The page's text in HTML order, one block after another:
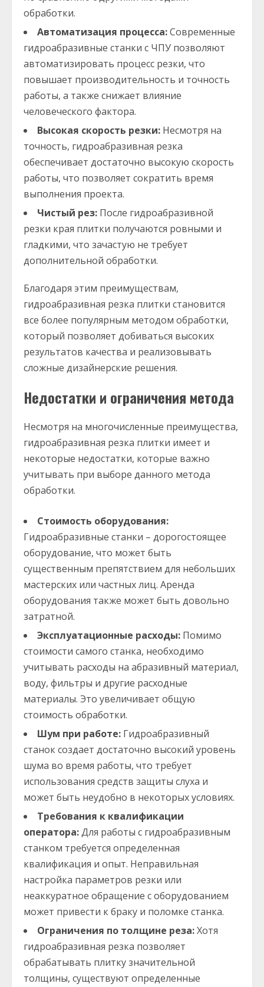
обработки.
Автоматизация процесса:Современные
гидроабразивные станки с ЧПУ позволяют
автоматизировать процесс резки, что
повышает производительность и точность
работы, а также снижает влияние
человеческого фактора.
Высокая скорость резки: Несмотря на
точность, гидроабразивная резка
обеспечивает достаточно высокую скорость
работы, что позволяет сократить время
выполнения проекта.
Чистый рез: После гидроабразивной
резки края плитки получаются ровными и
гладкими, что зачастую не требует
дополнительной обработки.
Благодаря этим преимуществам,
гидроабразивная резка плитки становится
все более популярным методом обработки,
который позволяет добиваться высоких
результатов качества и реализовывать
сложные дизайнерские решения.
Недостатки и ограничения метода
Несмотря на многочисленные преимущества,
гидроабразивная резка плитки имеет и
некоторые недостатки, которые важно
учитывать при выборе данного метода
обработки.
Стоимость оборудования:
Гидроабразивные станки – дорогостоящее
оборудование, что может быть
существенным препятствием для небольших
мастерских или частных лиц. Аренда
оборудования также может быть довольно
затратной.
Эксплуатационные расходы: Помимо
стоимости самого станка, необходимо
учитывать расходы на абразивный материал,
воду, фильтры и другие расходные
материалы. Это увеличивает общую
стоимость обработки.
Шум при работе: Гидроабразивный
станок создает достаточно высокий уровень
шума во время работы, что требует
использования средств защиты слуха и
может быть неудобно в некоторых условиях.
Требования к квалификации
оператора:Для работы с гидроабразивным
станком требуется определенная
квалификация и опыт. Неправильная
настройка параметров резки или
неаккуратное обращение с оборудованием
может привести к браку и поломке станка.
Ограничения по толщине реза:Хотя
гидроабразивная резка позволяет
обрабатывать плитку значительной
толщины, существуют определенные